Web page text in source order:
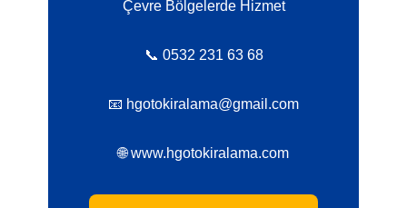
Çevre Bölgelerde Hizmet
📞 0532 231 63 68
📧 hgotokiralama@gmail.com
🌐 www.hgotokiralama.com